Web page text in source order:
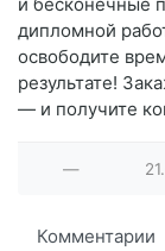
дипломной
освободите
результате!
— и получите
—
Комментарии